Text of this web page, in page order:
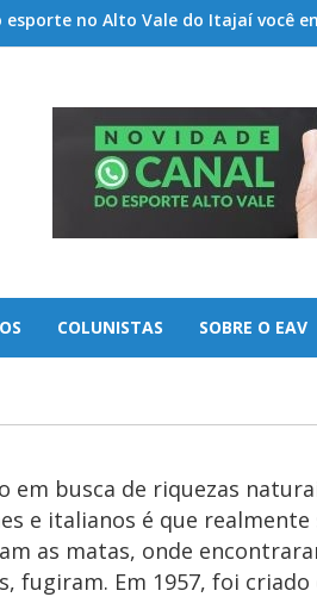
esporte no Alto Vale do Itajaí você
COLUNISTAS SOBRE O EAV
busca de riquezas
e italianos é que
as matas, onde
fugiram. Em 1957, foi